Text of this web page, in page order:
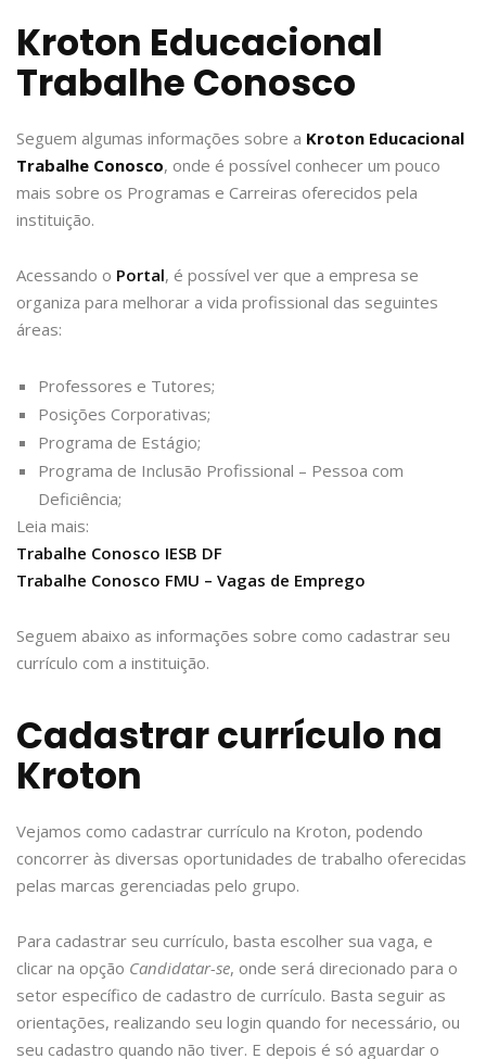
Kroton Educacional
Trabalhe Conosco
Seguem algumas informações sobre a Kroton Educacional
Trabalhe Conosco, onde é possível conhecer um pouco
mais sobre os Programas e Carreiras oferecidos pela
instituição.
Acessando o Portal, é possível ver que a empresa se
organiza para melhorar a vida profissional das seguintes
áreas:
Professores e Tutores;
Posições Corporativas;
Programa de Estágio;
Programa de Inclusão Profissional – Pessoa com
Deficiência;
Leia mais:
Trabalhe Conosco IESB DF
Trabalhe Conosco FMU – Vagas de Emprego
Seguem abaixo as informações sobre como cadastrar seu
currículo com a instituição.
Cadastrar currículo na
Kroton
Vejamos como cadastrar currículo na Kroton, podendo
concorrer às diversas oportunidades de trabalho oferecidas
pelas marcas gerenciadas pelo grupo.
Para cadastrar seu currículo, basta escolher sua vaga, e
clicar na opção Candidatar-se, onde será direcionado para o
setor específico de cadastro de currículo. Basta seguir as
orientações, realizando seu login quando for necessário, ou
seu cadastro quando não tiver. E depois é só aguardar o